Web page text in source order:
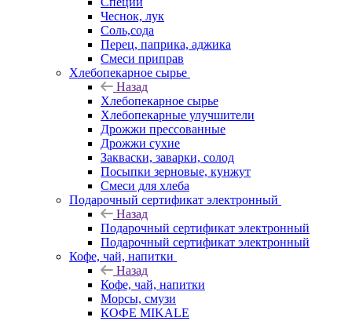
Чеснок, лук
Соль,сода
Перец, паприка, аджика
Смеси приправ
Хлебопекарное сырье
Назад
Хлебопекарное сырье
Хлебопекарные улучшители
Дрожжи прессованные
Дрожжи сухие
Закваски, заварки, солод
Посыпки зерновые, кунжут
Смеси для хлеба
Подарочный сертификат электронный
Назад
Подарочный сертификат электронный
Подарочный сертификат электронный
Кофе, чай, напитки
Назад
Кофе, чай, напитки
Морсы, смузи
КОФЕ MIKALE